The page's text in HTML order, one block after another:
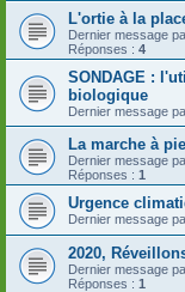
L'ortie à la
Dernier message
Réponses : 4
SONDAGE :
biologique
Dernier message
La marche à
Dernier message
Réponses : 1
Urgence
Dernier message
2020,
Dernier message
Réponses : 1